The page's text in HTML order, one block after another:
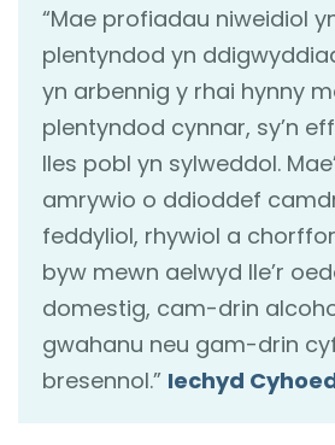
“Mae profiadau niweidiol
plentyndod yn
yn arbennig y rhai hynny
plentyndod cynnar, sy’n
lles pobl yn sylweddol.
amrywio o ddioddef
feddyliol, rhywiol a
byw mewn aelwyd lle’r
domestig, cam-drin
gwahanu neu gam-drin
bresennol.” Iechyd